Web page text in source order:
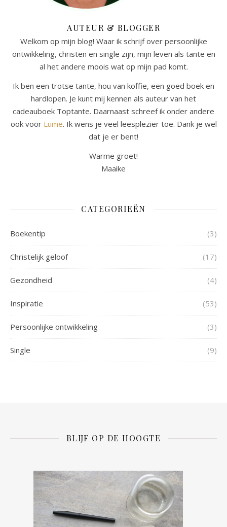
AUTEUR & BLOGGER
Welkom op mijn blog! Waar ik schrijf over persoonlijke
ontwikkeling, christen en single zijn, mijn leven als tante en
al het andere moois wat op mijn pad komt.
Ik ben een trotse tante, hou van koffie, een goed boek en
hardlopen. Je kunt mij kennen als auteur van het
cadeauboek Toptante. Daarnaast schreef ik onder andere
ook voor Lume. Ik wens je veel leesplezier toe. Dank je wel
dat je er bent!
Warme groet!
Maaike
CATEGORIEËN
Boekentip (3)
Christelijk geloof (17)
Gezondheid (4)
Inspiratie (53)
Persoonlijke ontwikkeling (3)
Single (9)
BLIJF OP DE HOOGTE